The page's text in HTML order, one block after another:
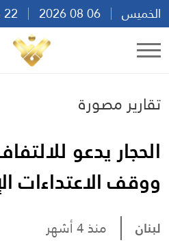
الخميس
20:36
تقارير مصورة
الحجار يدعو
ووقف الاعتداءات
لبنان منذ 4 أشهر